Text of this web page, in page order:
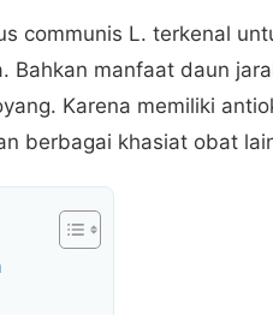
communis L. terkenal
Bahkan manfaat daun
Karena memiliki
berbagai khasiat obat